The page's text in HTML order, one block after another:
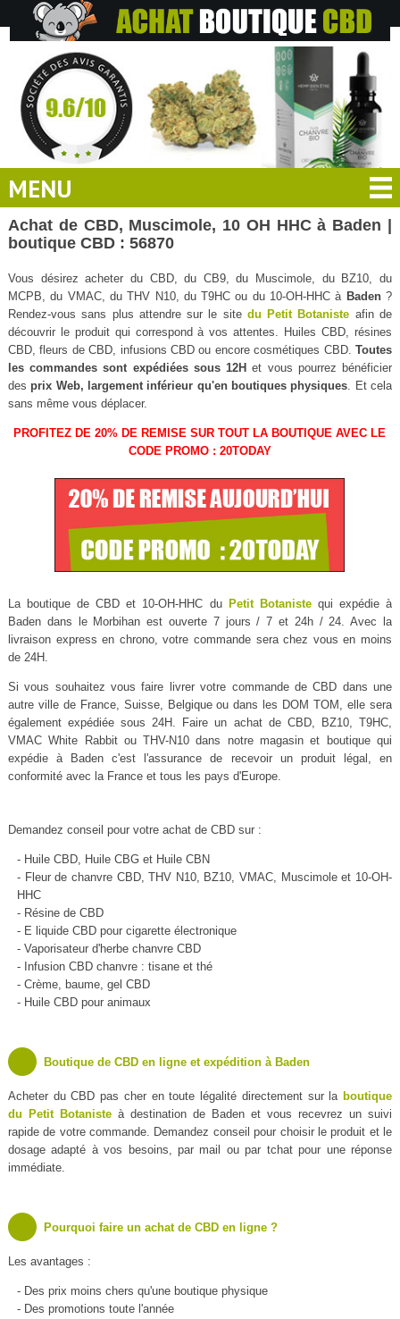
MENU
Achat de CBD, Muscimole, 10 OH HHC à Baden |
boutique CBD : 56870
Vous désirez acheter du CBD, du CB9, du Muscimole, du BZ10, du
MCPB, du VMAC, du THV N10, du T9HC ou du 10-OH-HHC à Baden?
Rendez-vous sans plus attendre sur le site du Petit Botaniste afin de
découvrir le produit qui correspond à vos attentes. Huiles CBD, résines
CBD, fleurs de CBD, infusions CBD ou encore cosmétiques CBD.Toutes
les commandes sont expédiées sous 12H et vous pourrez bénéficier
des prix Web, largement inférieur qu'en boutiques physiques . Et cela
sans même vous déplacer.
PROFITEZ DE 20% DE REMISE SUR TOUT LA BOUTIQUE AVEC LE
CODE PROMO : 20TODAY
La boutique de CBD et 10-OH-HHC du Petit Botanistequi expédie à
Baden dans le Morbihan est ouverte 7 jours / 7 et 24h / 24. Avec la
livraison express en chrono, votre commande sera chez vous en moins
de 24H.
Si vous souhaitez vous faire livrer votre commande de CBD dans une
autre ville de France, Suisse, Belgique ou dans les DOM TOM, elle sera
également expédiée sous 24H. Faire un achat de CBD, BZ10, T9HC,
VMAC White Rabbit ou THV-N10 dans notre magasin et boutique qui
expédie à Baden c'est l'assurance de recevoir un produit légal, en
conformité avec la France et tous les pays d'Europe.
Demandez conseil pour votre achat de CBD sur :
- Huile CBD, Huile CBG et Huile CBN
- Fleur de chanvre CBD, THV N10, BZ10, VMAC, Muscimole et 10-OH-
HHC
- Résine de CBD
- E liquide CBD pour cigarette électronique
- Vaporisateur d'herbe chanvre CBD
- Infusion CBD chanvre : tisane et thé
- Crème, baume, gel CBD
- Huile CBD pour animaux
Boutique de CBD en ligne et expédition à Baden
Acheter du CBD pas cher en toute légalité directement sur la boutique
du Petit Botanisteà destination de Baden et vous recevrez un suivi
rapide de votre commande. Demandez conseil pour choisir le produit et le
dosage adapté à vos besoins, par mail ou par tchat pour une réponse
immédiate.
Pourquoi faire un achat de CBD en ligne ?
Les avantages :
- Des prix moins chers qu'une boutique physique
- Des promotions toute l'année